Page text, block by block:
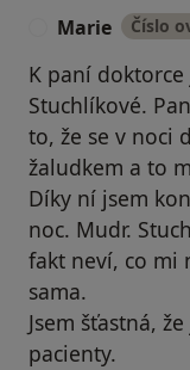
Marie Číslo
K paní
Stuchlíkové.
to, že se v noci
žaludkem a to
Díky ní jsem
noc. Mudr.
fakt neví, co mi
sama.
Jsem šťastná,
pacienty.